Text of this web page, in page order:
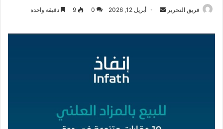
فريق التحرير
أرسل
إلكترونيا
أبريل 12, 2026 0
9 دقيقة واحدة